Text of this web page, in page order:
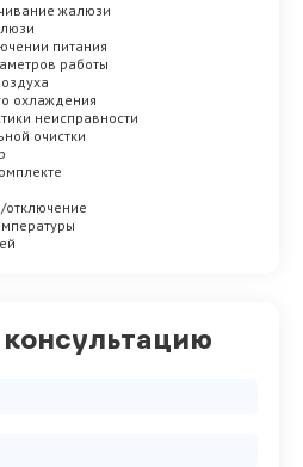
консультацию
жалюзи
питания
работы
охлаждения
неисправности
очистки